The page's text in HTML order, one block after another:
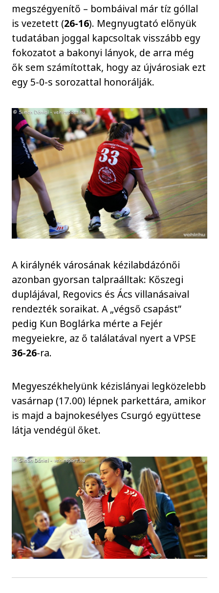
megszégyenítő – bombáival már tíz góllal
is vezetett (26-16). Megnyugtató előnyük
tudatában joggal kapcsoltak visszább egy
fokozatot a bakonyi lányok, de arra még
ők sem számítottak, hogy az újvárosiak ezt
egy 5-0-s sorozattal honorálják.
A királynék városának kézilabdázónői
azonban gyorsan talpraálltak: Kőszegi
duplájával, Regovics és Ács villanásaival
rendezték soraikat. A „végső csapást”
pedig Kun Boglárka mérte a Fejér
megyeiekre, az ő találatával nyert a VPSE
36-26-ra.
Megyeszékhelyünk kézislányai legközelebb
vasárnap (17.00) lépnek parkettára, amikor
is majd a bajnokesélyes Csurgó együttese
látja vendégül őket.